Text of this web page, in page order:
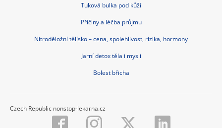
Tuková bulka pod kůží
Příčiny a léčba průjmu
Nitroděložní tělísko – cena, spolehlivost, rizika, hormony
Jarní detox těla i mysli
Bolest břicha
Czech Republic nonstop-lekarna.cz